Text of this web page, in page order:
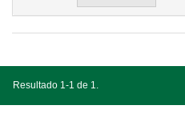
Resultado 1-1 de 1.